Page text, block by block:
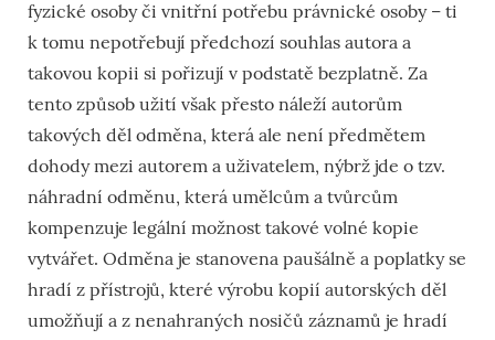
fyzické osoby či vnitřní potřebu právnické osoby – ti
k tomu nepotřebují předchozí souhlas autora a
takovou kopii si pořizují v podstatě bezplatně. Za
tento způsob užití však přesto náleží autorům
takových děl odměna, která ale není předmětem
dohody mezi autorem a uživatelem, nýbrž jde o tzv.
náhradní odměnu, která umělcům a tvůrcům
kompenzuje legální možnost takové volné kopie
vytvářet. Odměna je stanovena paušálně a poplatky se
hradí z přístrojů, které výrobu kopií autorských děl
umožňují a z nenahraných nosičů záznamů je hradí